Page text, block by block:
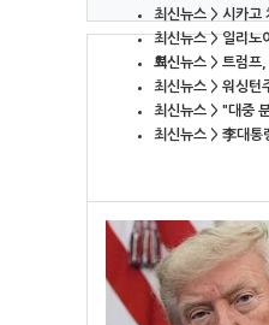
최신뉴스 > 시카고
최신뉴스>일리노
료…
최신뉴스 > 트럼프,
최신뉴스 > 워싱턴
최신뉴스 > "대중
최신뉴스 > 李대통